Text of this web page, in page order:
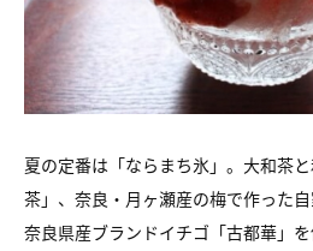
夏の定番は「ならまち氷」。大和茶
茶」、奈良・月ヶ瀬産の梅で作った自
奈良県産ブランドイチゴ「古都華」